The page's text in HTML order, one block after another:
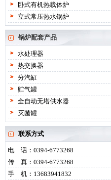
卧式有机热载体炉
立式常压热水锅炉
锅炉配套产品
水处理器
热交换器
分汽缸
贮气罐
全自动无塔供水器
灭菌罐
联系方式
电 话：0394-6773268
传 真：0394-6773268
手 机：13683941832